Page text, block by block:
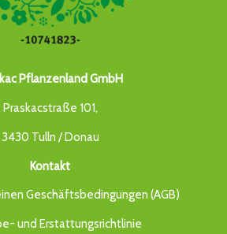
Pflanzenland GmbH
Praskacstraße 101,
3430 Tulln / Donau
Kontakt
Geschäftsbedingungen (AGB)
und Erstattungsrichtlinie